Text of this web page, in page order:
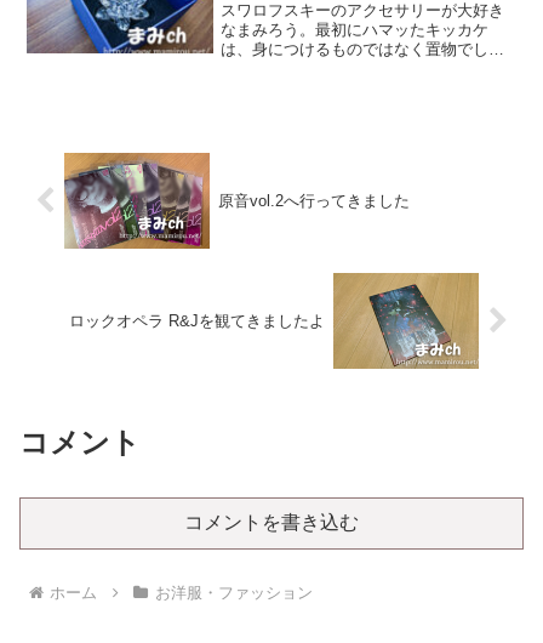
スワロフスキーのアクセサリーが大好き
なまみろう。最初にハマッたキッカケ
は、身につけるものではなく置物でし
原音vol.2へ行ってきました
ロックオペラ R&Jを観てきましたよ
コメント
コメントを書き込む
ホーム お洋服・ファッション